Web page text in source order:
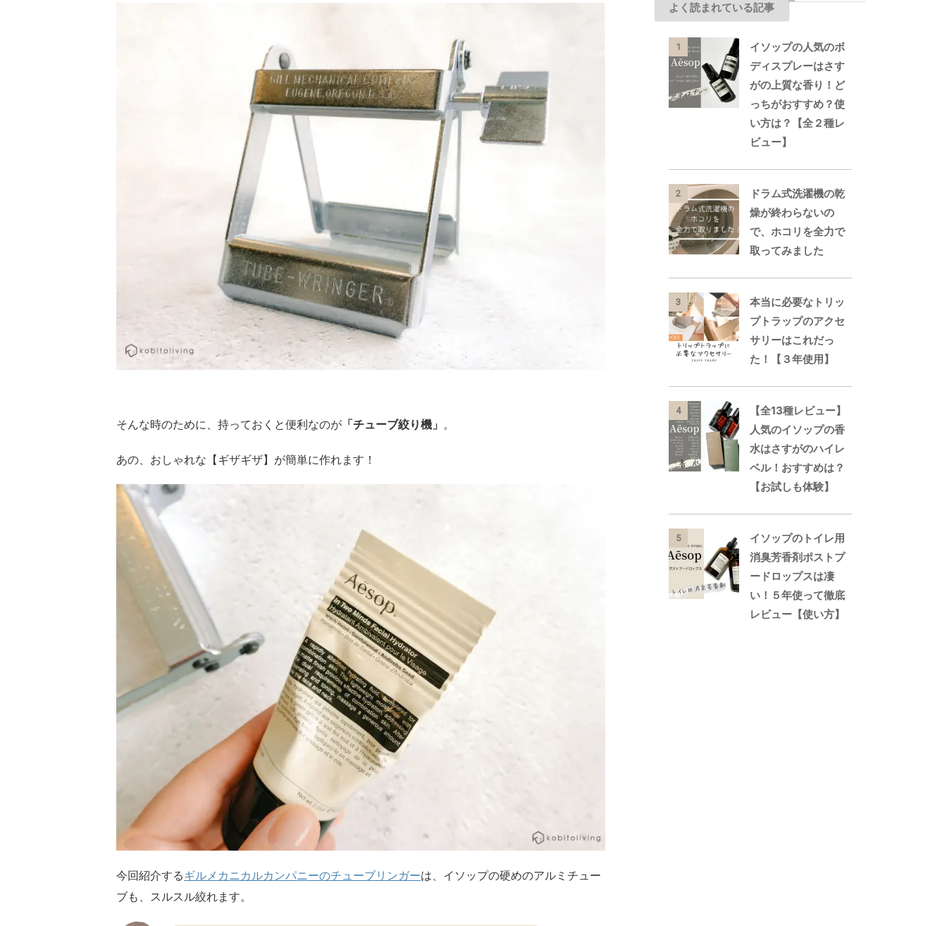
そんな時のために、持っておくと便利なのが 「チューブ絞り機」 。
あの、おしゃれな【ギザギザ】が簡単に作れます！
今回紹介するギルメカニカルカンパニーのチューブリンガーは、イソップの硬めのアルミチュー
ブも、スルスル絞れます。
よく読まれている記事
1
イソップの人気のボ
ディスプレーはさす
がの上質な香り！ど
っちがおすすめ？使
い方は？【全２種レ
ビュー】
2
ドラム式洗濯機の乾
燥が終わらないの
で、ホコリを全力で
取ってみました
3
本当に必要なトリッ
プトラップのアクセ
サリーはこれだっ
た！【３年使用】
4
【全13種レビュー】
人気のイソップの香
水はさすがのハイレ
ベル！おすすめは？
【お試しも体験】
5
イソップのトイレ用
消臭芳香剤ポストプ
ードロップスは凄
い！５年使って徹底
レビュー【使い方】